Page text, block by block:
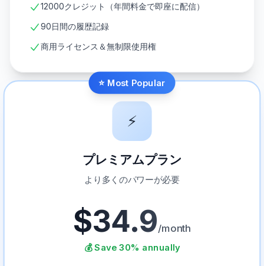
12000クレジット（年間料金で即座に配信）
90日間の履歴記録
商用ライセンス＆無制限使用権
⭐ Most Popular
⚡
プレミアムプラン
より多くのパワーが必要
$34.9/month
💰 Save 30% annually